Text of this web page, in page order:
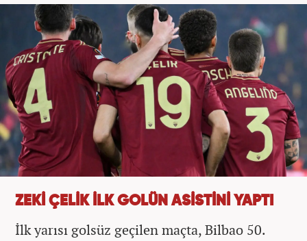
ZEKİ ÇELİK İLK GOLÜN ASİSTİNİ YAPTI
İlk yarısı golsüz geçilen maçta, Bilbao 50.